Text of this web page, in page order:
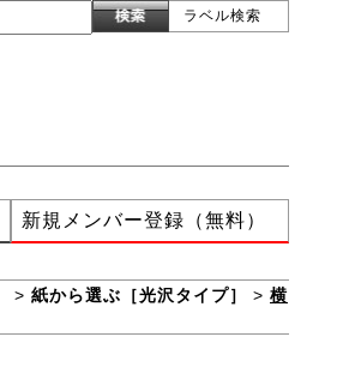
ラベル検索
新規メンバー登録（無料）
> 紙から選ぶ［光沢タイプ］ > 横